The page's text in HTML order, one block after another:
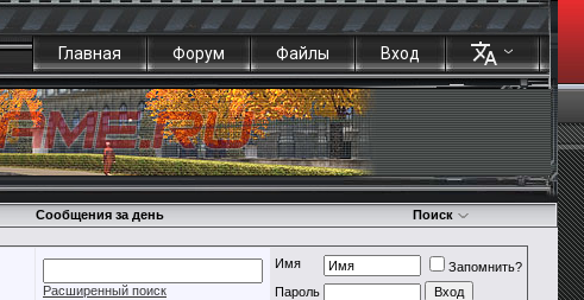
Главная Форум Файлы Вход
Сообщения за день Поиск
Расширенный поиск
Имя
Запомнить?
Пароль